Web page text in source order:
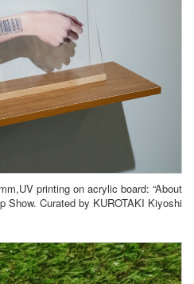
printing on acrylic board: “About
Show. Curated by KUROTAKI Kiyoshi